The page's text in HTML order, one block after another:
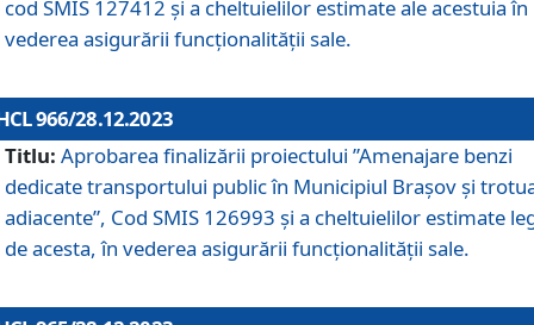
cod SMIS 127412 și a cheltuielilor estimate ale acestuia în
vederea asigurării funcționalității sale.
966/28.12.2023
Titlu: Aprobarea finalizării proiectului ”Amenajare benzi
dedicate transportului public în Municipiul Brașov şi
adiacente”, Cod SMIS 126993 și a cheltuielilor estimate
de acesta, în vederea asigurării funcționalității sale.